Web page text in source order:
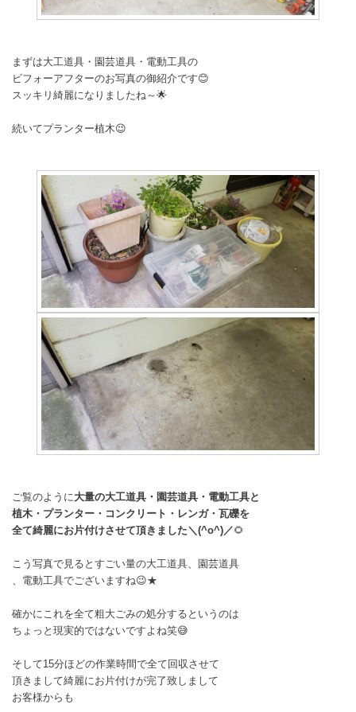
まずは大工道具・園芸道具・電動工具の
ビフォーアフターのお写真の御紹介です😊
スッキリ綺麗になりましたね～🌟
続いてプランター植木😉
ご覧のように大量の大工道具・園芸道具・電動工具と
植木・プランター・コンクリート・レンガ・瓦礫を
全て綺麗にお片付けさせて頂きました＼(^o^)／🌻
こう写真で見るとすごい量の大工道具、園芸道具
、電動工具でございますね😉★
確かにこれを全て粗大ごみの処分するというのは
ちょっと現実的ではないですよね笑😅
そして15分ほどの作業時間で全て回収させて
頂きまして綺麗にお片付けが完了致しまして
お客様からも